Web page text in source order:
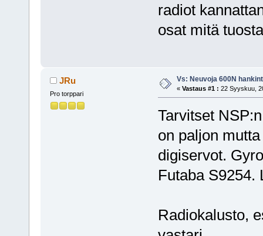
radiot
osat mitä
JRu
Pro torppari
Vs: Neuvoja 600N
« Vastaus #1 : 22 Syyskuu,
Tarvitset
on paljon
digiservot.
Futaba S9254.
Radiokalusto,